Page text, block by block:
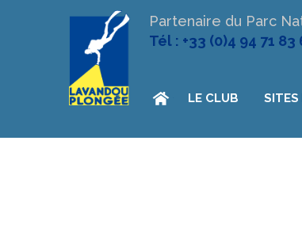
Partenaire du Parc
Tél : +33 (0)4 94 71 83
LE CLUB SITES